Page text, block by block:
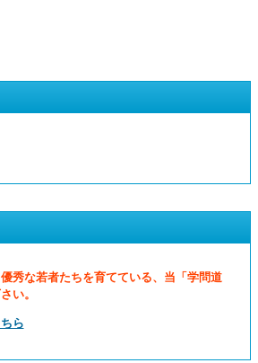
秀な若者たちを育てている、当「学問道
い。
ら